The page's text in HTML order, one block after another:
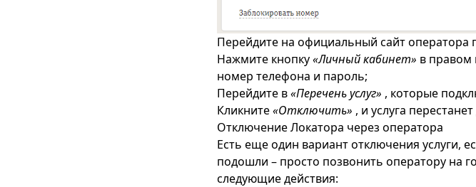
Перейдите на официальный сайт оператора
Нажмите кнопку«Личный кабинет» в правом
номер телефона и пароль;
Перейдите в«Перечень услуг» , которые
Кликните«Отключить» , и услуга
Отключение Локатора через оператора
Есть еще один вариант отключения услуги,
подошли – просто позвонить оператору на
следующие действия: